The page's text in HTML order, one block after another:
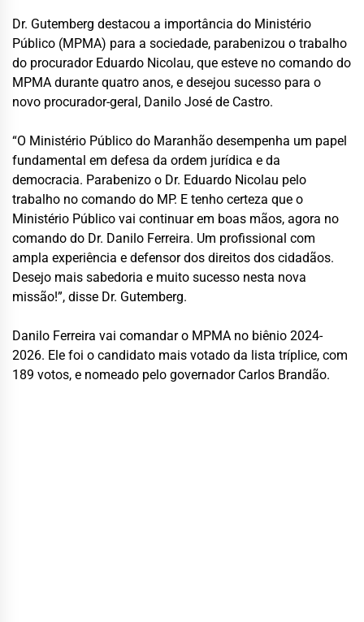
Dr. Gutemberg destacou a importância do Ministério
Público (MPMA) para a sociedade, parabenizou o trabalho
do procurador Eduardo Nicolau, que esteve no comando do
MPMA durante quatro anos, e desejou sucesso para o
novo procurador-geral, Danilo José de Castro.
“O Ministério Público do Maranhão desempenha um papel
fundamental em defesa da ordem jurídica e da
democracia. Parabenizo o Dr. Eduardo Nicolau pelo
trabalho no comando do MP. E tenho certeza que o
Ministério Público vai continuar em boas mãos, agora no
comando do Dr. Danilo Ferreira. Um profissional com
ampla experiência e defensor dos direitos dos cidadãos.
Desejo mais sabedoria e muito sucesso nesta nova
missão!”, disse Dr. Gutemberg.
Danilo Ferreira vai comandar o MPMA no biênio 2024-
2026. Ele foi o candidato mais votado da lista tríplice, com
189 votos, e nomeado pelo governador Carlos Brandão.